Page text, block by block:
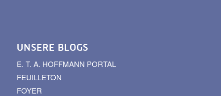
UNSERE BLOGS
E. T. A. HOFFMANN PORTAL
FEUILLETON
FOYER